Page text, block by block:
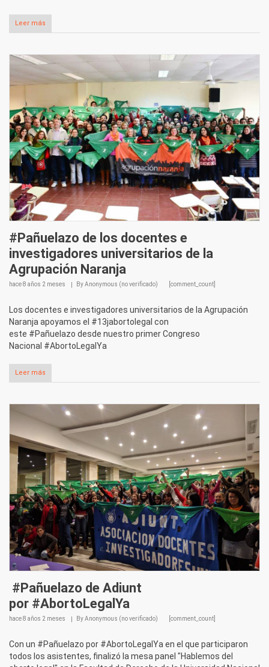
Leer más
#Pañuelazo de los docentes e
investigadores universitarios de la
Agrupación Naranja
hace8 años 2 meses ByAnonymous (no verificado) [comment_count]
Los docentes e investigadores universitarios de la Agrupación
Naranja apoyamos el #13jabortolegal con
este #Pañuelazo desde nuestro primer Congreso
Nacional #AbortoLegalYa
Leer más
#Pañuelazo de Adiunt
por #AbortoLegalYa
hace8 años 2 meses ByAnonymous (no verificado) [comment_count]
Con un #Pañuelazo por #AbortoLegalYa en el que participaron
todos los asistentes, finalizó la mesa panel "Hablemos del